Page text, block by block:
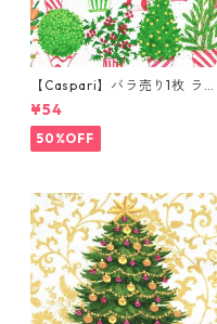
【Caspari】バラ売り1枚 ラン
チサイズ ペーパーナプキン Ch
ristmas Flower Market ホワ
イト
¥54
50%OFF